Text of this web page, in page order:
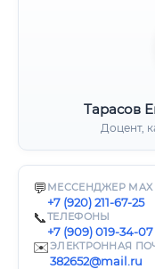
Тарасов
Доцент,
💬 МЕССЕНДЖЕР MAX
+7 (920) 211-67-25
📞ТЕЛЕФОНЫ
+7 (909) 019-34-07
✉️ЭЛЕКТРОННАЯ
382652@mail.ru